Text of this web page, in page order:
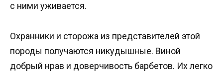
с ними уживается.
Охранники и сторожа из представителей этой
породы получаются никудышные. Виной
добрый нрав и доверчивость барбетов. Их легко